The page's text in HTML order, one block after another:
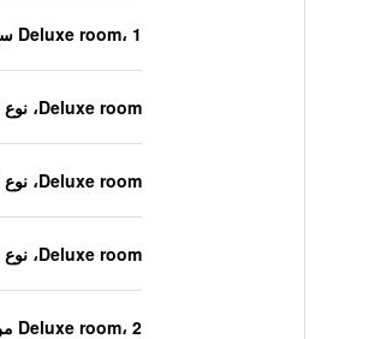
Deluxe room، 1 سرير كينغ
Deluxe room، نوع السرير غير معروف
Deluxe room، نوع السرير غير معروف
Deluxe room، نوع السرير غير معروف
Deluxe room، 2 من أسرّة التوأم